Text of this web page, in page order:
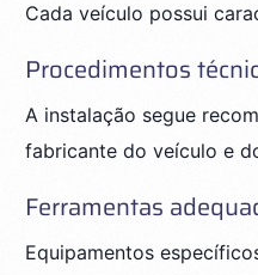
Cada veículo possui
Procedimentos
A instalação segue
fabricante do veículo e
Ferramentas
Equipamentos